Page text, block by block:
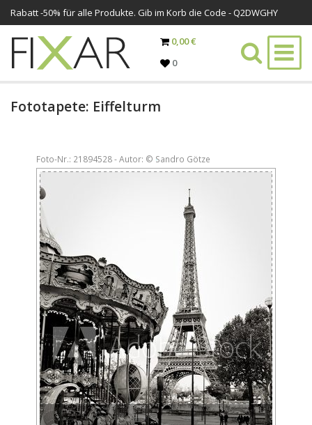
Rabatt -50% für alle Produkte. Gib im Korb die Code - Q2DWGHY
0,00 €
0
Fototapete: Eiffelturm
Foto-Nr.: 21894528 - Autor: © Sandro Götze